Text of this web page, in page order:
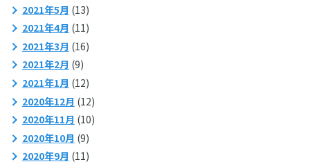
2021年5月 (13)
2021年4月 (11)
2021年3月 (16)
2021年2月 (9)
2021年1月 (12)
2020年12月 (12)
2020年11月 (10)
2020年10月 (9)
2020年9月 (11)